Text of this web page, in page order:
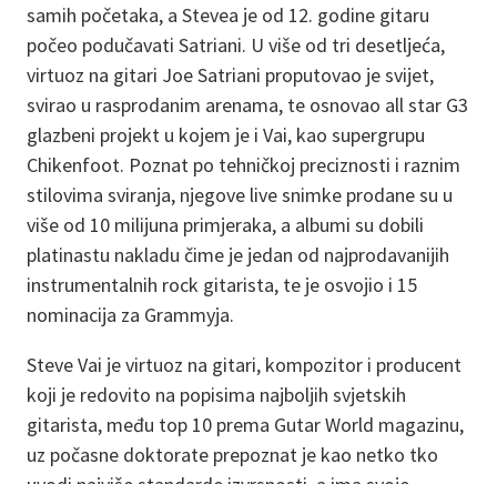
samih početaka, a Stevea je od 12. godine gitaru
počeo podučavati Satriani. U više od tri desetljeća,
virtuoz na gitari Joe Satriani proputovao je svijet,
svirao u rasprodanim arenama, te osnovao all star G3
glazbeni projekt u kojem je i Vai, kao supergrupu
Chikenfoot. Poznat po tehničkoj preciznosti i raznim
stilovima sviranja, njegove live snimke prodane su u
više od 10 milijuna primjeraka, a albumi su dobili
platinastu nakladu čime je jedan od najprodavanijih
instrumentalnih rock gitarista, te je osvojio i 15
nominacija za Grammyja.
Steve Vai je virtuoz na gitari, kompozitor i producent
koji je redovito na popisima najboljih svjetskih
gitarista, među top 10 prema Gutar World magazinu,
uz počasne doktorate prepoznat je kao netko tko